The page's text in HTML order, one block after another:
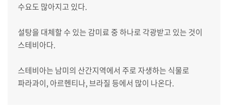
수요도 많아지고 있다.
설탕을 대체할 수 있는 감미료 중 하나로 각광받고 있는 것이
스테비아다.
스테비아는 남미의 산간지역에서 주로 자생하는 식물로
파라과이, 아르헨티나, 브라질 등에서 많이 나온다.